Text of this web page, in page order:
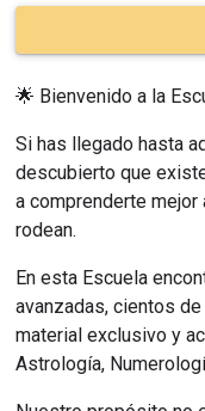
🌟 Bienvenido a la
Si has llegado hasta
descubierto que
a comprenderte
rodean.
En esta Escuela
avanzadas, cientos
material exclusivo y
Astrología,